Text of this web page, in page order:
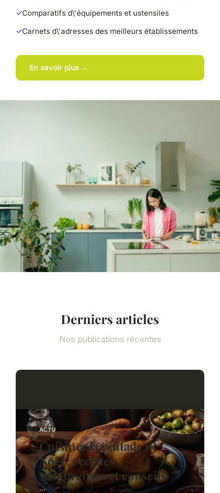
Comparatifs d\'équipements et ustensiles
Carnets d\'adresses des meilleurs établissements
En savoir plus →
Derniers articles
Nos publications récentes
ACTU
Cuisiner la pintade de
Noël : recettes
savoureuses et conseils
...